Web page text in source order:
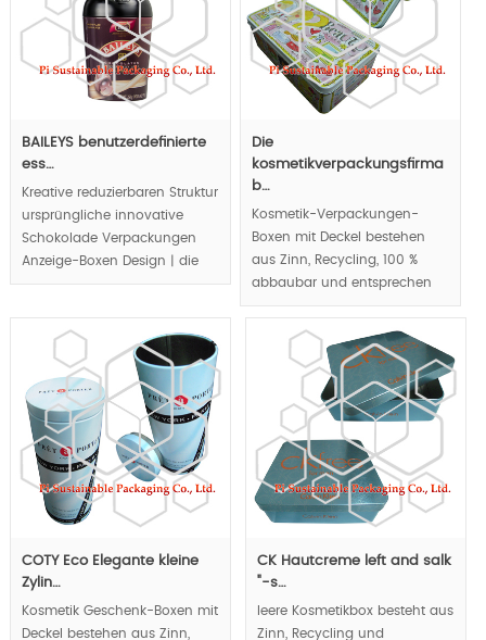
BAILEYS benutzerdefinierte
ess…
Kreative reduzierbaren Struktur
ursprüngliche innovative
Schokolade Verpackungen
Anzeige-Boxen Design | die
mischen wir der Form der
Geschenk-Boxen aus Zinn, die
Käufer zu unterhalten und
stimulieren ihren starken
Wunsch, es zu kaufen.
MOQ:10000pcs.
Die
kosmetikverpackungsfirma
b…
Kosmetik-Verpackungen-
Boxen mit Deckel bestehen
aus Zinn, Recycling, 100 %
abbaubar und entsprechen
Öko-Verpackungstrends |
starrer Charakter zu
verhindern, Glas oder
Kunststoff kosmetische
Behälter vor Beschädigung |
ausgezeichnete Barriere-
Eigenschaft der Sonne
Glanz/Luftfeuchtigkeit
machen es fit, um Kosmetik in
trockenem Zustand und bei
reservieren.
COTY Eco Elegante kleine
Zylin…
Kosmetik Geschenk-Boxen mit
Deckel bestehen aus Zinn,
CK Hautcreme left and salk
"-s…
leere Kosmetikbox besteht aus
Zinn, Recycling und